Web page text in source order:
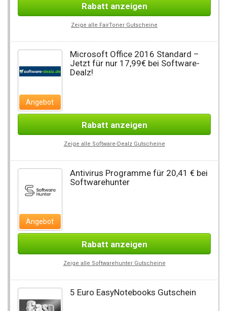
Rabatt anzeigen
Zeige alle FairToner Gutscheine
Angebot
Microsoft Office 2016 Standard –
Jetzt für nur 17,99€ bei Software-
Dealz!
Rabatt anzeigen
Zeige alle Software-Dealz Gutscheine
Angebot
Antivirus Programme für 20,41 € bei
Softwarehunter
Rabatt anzeigen
Zeige alle Softwarehunter Gutscheine
5 Euro EasyNotebooks Gutschein